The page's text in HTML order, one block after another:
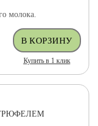
молока.
Купить в 1 клик